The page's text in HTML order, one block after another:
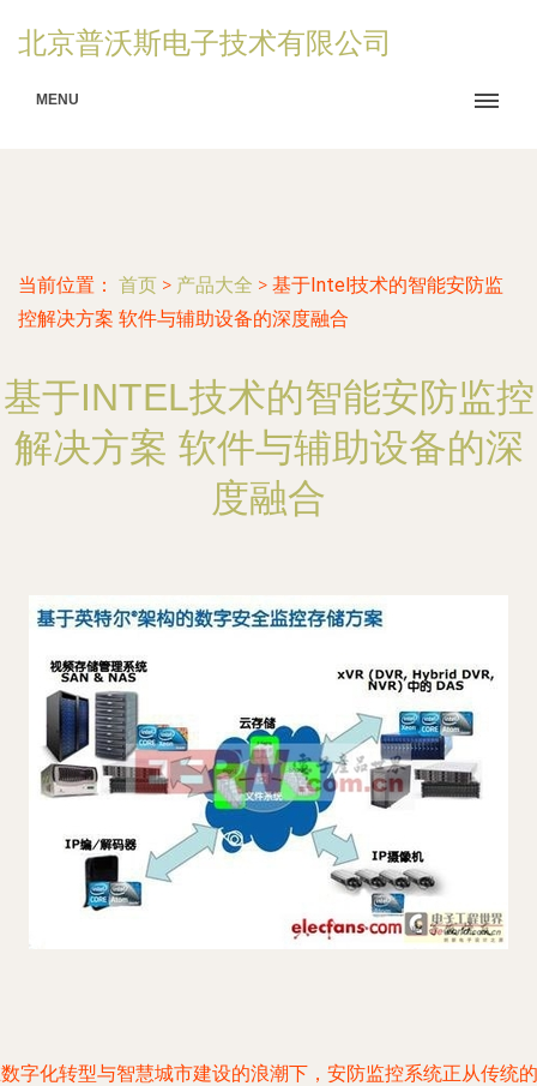
北京普沃斯电子技术有限公司
MENU
当前位置： 首页 > 产品大全 > 基于Intel技术的智能安防监
控解决方案 软件与辅助设备的深度融合
基于INTEL技术的智能安防监控
解决方案 软件与辅助设备的深
度融合
字化转型与智慧城市建设的浪潮下，安防监控系统正从传统的